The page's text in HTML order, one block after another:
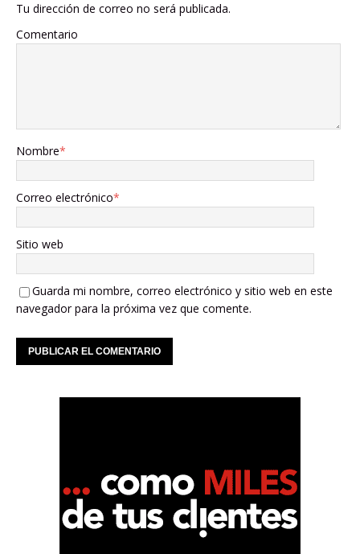
Tu dirección de correo no será publicada.
Comentario
Nombre*
Correo electrónico*
Sitio web
Guarda mi nombre, correo electrónico y sitio web en este
navegador para la próxima vez que comente.